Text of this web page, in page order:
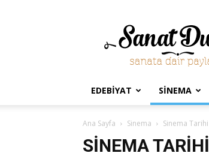
Sanat
Duvarı
EDEBIYAT SINEMA
Ana Sayfa Sinema Sinema Tarihi
SINEMA TARIHI